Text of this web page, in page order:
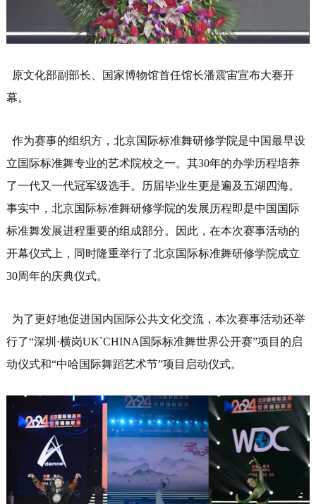
原文化部副部长、国家博物馆首任馆长潘震宙宣布大赛开
幕。
作为赛事的组织方，北京国际标准舞研修学院是中国最早设
立国际标准舞专业的艺术院校之一。其30年的办学历程培养
了一代又一代冠军级选手。历届毕业生更是遍及五湖四海。
事实中，北京国际标准舞研修学院的发展历程即是中国国际
标准舞发展进程重要的组成部分。因此，在本次赛事活动的
开幕仪式上，同时隆重举行了北京国际标准舞研修学院成立
30周年的庆典仪式。
为了更好地促进国内国际公共文化交流，本次赛事活动还举
行了“深圳·横岗UK`CHINA国际标准舞世界公开赛”项目的启
动仪式和“中哈国际舞蹈艺术节”项目启动仪式。